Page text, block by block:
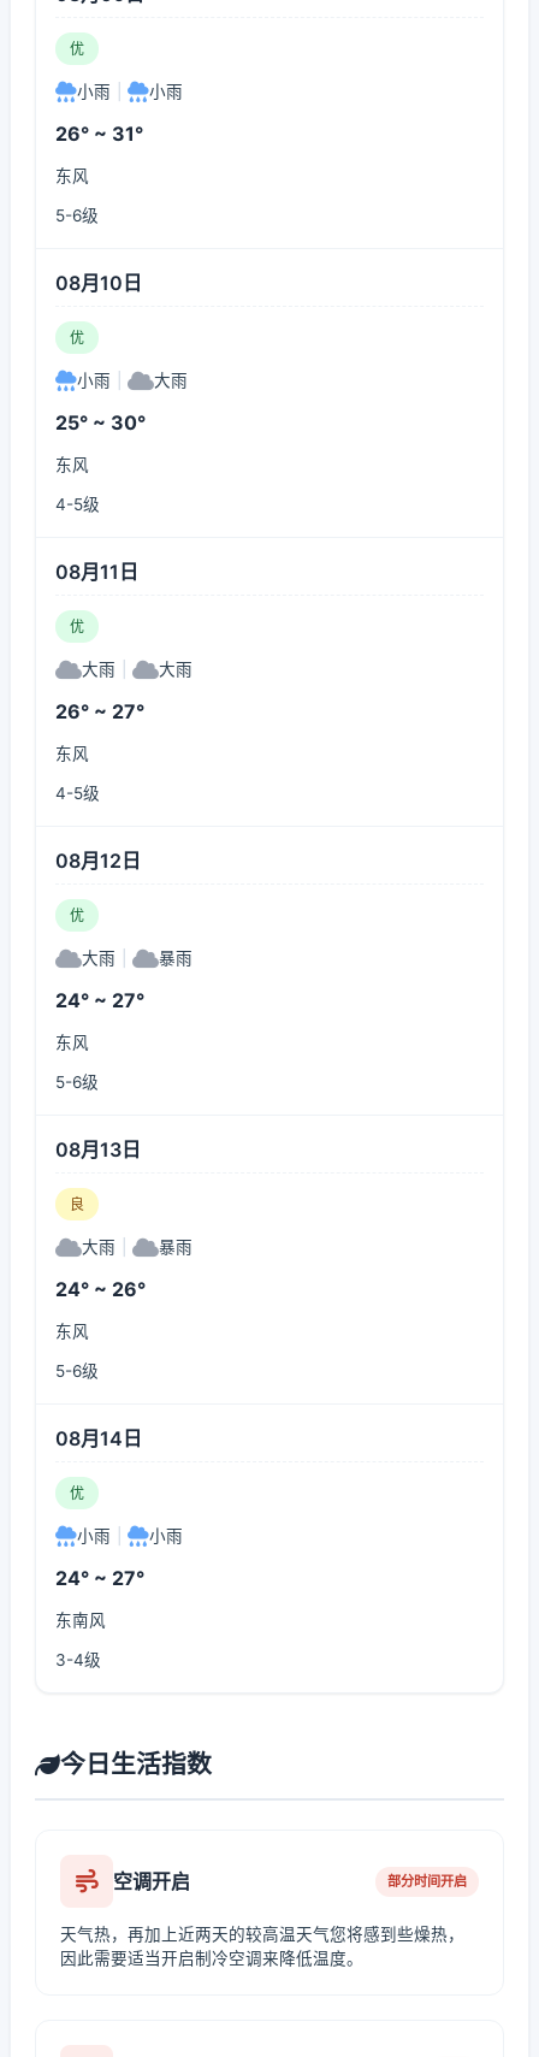
优
小雨 小雨
26° ~ 31°
东风
5-6级
08月10日
优
小雨 大雨
25° ~ 30°
东风
4-5级
08月11日
优
大雨 大雨
26° ~ 27°
东风
4-5级
08月12日
优
大雨 暴雨
24° ~ 27°
东风
5-6级
08月13日
良
大雨 暴雨
24° ~ 26°
东风
5-6级
08月14日
优
小雨 小雨
24° ~ 27°
东南风
3-4级
今日生活指数
空调开启 部分时间开启
天气热，再加上近两天的较高温天气您将感到些燥热，
因此需要适当开启制冷空调来降低温度。